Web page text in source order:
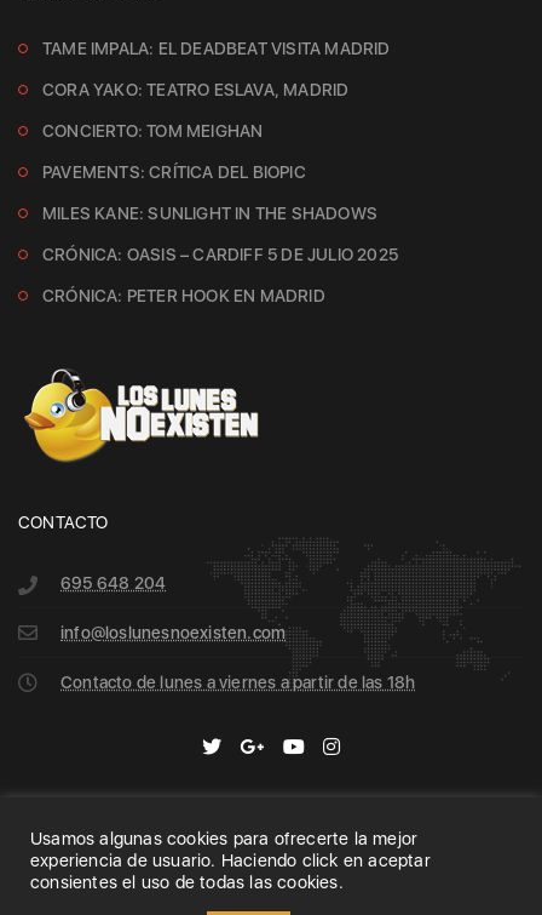
TAME IMPALA: EL DEADBEAT VISITA MADRID
CORA YAKO: TEATRO ESLAVA, MADRID
CONCIERTO: TOM MEIGHAN
PAVEMENTS: CRÍTICA DEL BIOPIC
MILES KANE: SUNLIGHT IN THE SHADOWS
CRÓNICA: OASIS – CARDIFF 5 DE JULIO 2025
CRÓNICA: PETER HOOK EN MADRID
CONTACTO
695 648 204
info@loslunesnoexisten.com
Contacto de lunes a viernes a partir de las 18h
Home Archive Search
Usamos algunas cookies para ofrecerte la mejor
experiencia de usuario. Haciendo click en aceptar
consientes el uso de todas las cookies.